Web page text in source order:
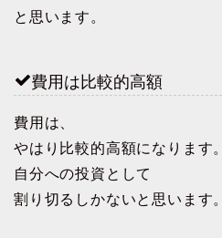
と思います。
費用は比較的高額
費用は、
やはり比較的高額になります。
自分への投資として
割り切るしかないと思います。